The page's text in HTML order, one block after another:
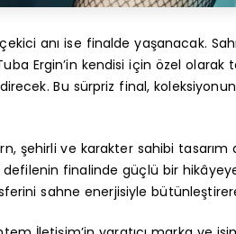
anı ise finalde yaşanacak.
Ergin’in kendisi için özel olarak
Bu sürpriz final,
şehirli ve karakter sahibi
finalinde güçlü bir
sahne enerjisiyle